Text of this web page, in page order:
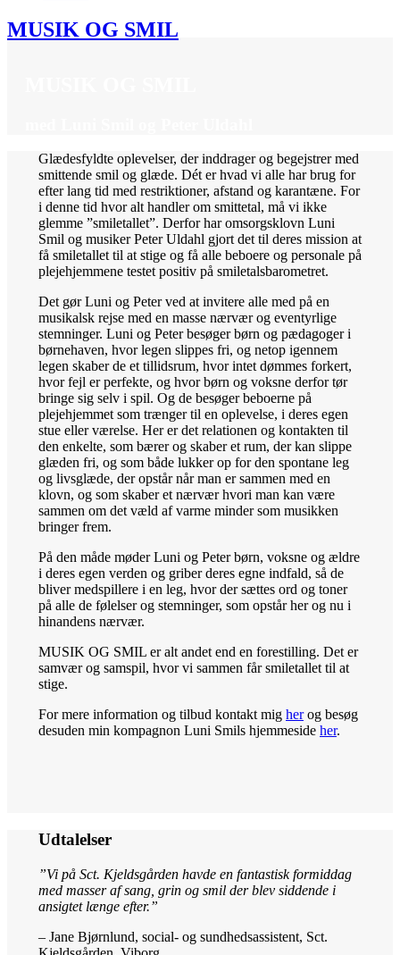
MUSIK OG SMIL
Glædesfyldte oplevelser, der inddra­ger og begejstrer med
smittende smil og glæde. Dét er hvad vi alle har brug for
efter lang tid med restriktioner, afstand og karantæne. For
i denne tid hvor alt handler om smit­tetal, må vi ikke
glemme ”smiletallet”. Derfor har omsorgs­klovn Luni
Smil og musiker Peter Uldahl gjort det til deres mission at
få smile­tallet til at stige og få alle bebo­ere og personale på
plejehjemmene testet positiv på smiletalsbarometret.
Det gør Luni og Peter ved at invitere alle med på en
musikalsk rejse med en masse nærvær og eventyrlige
stemninger. Luni og Peter besøger børn og pædagoger i
børnehaven, hvor legen slippes fri, og netop igennem
legen skaber de et tillidsrum, hvor intet dømmes forkert,
hvor fejl er perfekte, og hvor børn og voksne derfor tør
bringe sig selv i spil. Og de besøger beboerne på
plejehjemmet som trænger til en oplevelse, i deres egen
stue eller værelse. Her er det relationen og kontakten til
den enkelte, som bærer og skaber et rum, der kan slippe
glæden fri, og som både lukker op for den spontane leg
og livsglæde, der opstår når man er sammen med en
klovn, og som skaber et nærvær hvori man kan være
sammen om det væld af varme minder som musikken
bringer frem.
På den måde møder Luni og Peter børn, voksne og ældre
i deres egen ver­den og griber deres egne indfald, så de
bliver medspillere i en leg, hvor der sættes ord og toner
på alle de følelser og stemninger, som opstår her og nu i
hinandens nærvær.
MUSIK OG SMIL er alt andet end en forestilling. Det er
samvær og samspil, hvor vi sammen får smiletallet til at
stige.
For mere information og tilbud kontakt mig herog besøg
desuden min kompagnon Luni Smils hjemmeside her.
Udtalelser
”Vi på Sct. Kjeldsgården havde en fantastisk formiddag
med masser af sang, grin og smil der blev siddende i
ansigtet længe efter.”
– Jane Bjørnlund, social- og sundhedsassistent, Sct.